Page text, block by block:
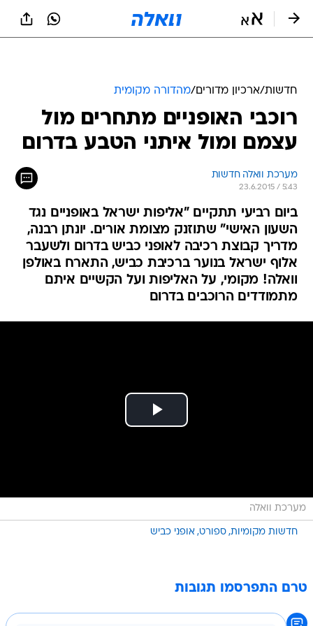
חדשות/ארכיון מדורים/מהדורה מקומית
רוכבי האופניים מתחרים מול
עצמם ומול איתני הטבע בדרום
מערכת וואלה חדשות
23.6.2015 / 5:43
ביום רביעי תתקיים "אליפות ישראל באופניים נגד
השעון האישי" שתוזנק מצומת אורים. יונתן רבנה,
מדריך קבוצת רכיבה לאופני כביש בדרום ולשעבר
אלוף ישראל בנוער ברכיבת כביש, התארח באולפן
וואלה! מקומי, על האליפות ועל הקשיים איתם
מתמודדים הרוכבים בדרום
מערכת וואלה
חדשות מקומיות ספורט אופני כביש
טרם התפרסמו תגובות